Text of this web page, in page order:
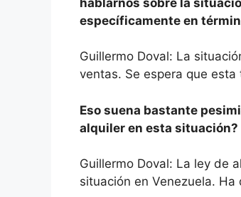
específicamente en
Guillermo Doval: La
ventas. Se espera que
Eso suena bastante
alquiler en esta situación?
Guillermo Doval: La ley de
situación en Venezuela.